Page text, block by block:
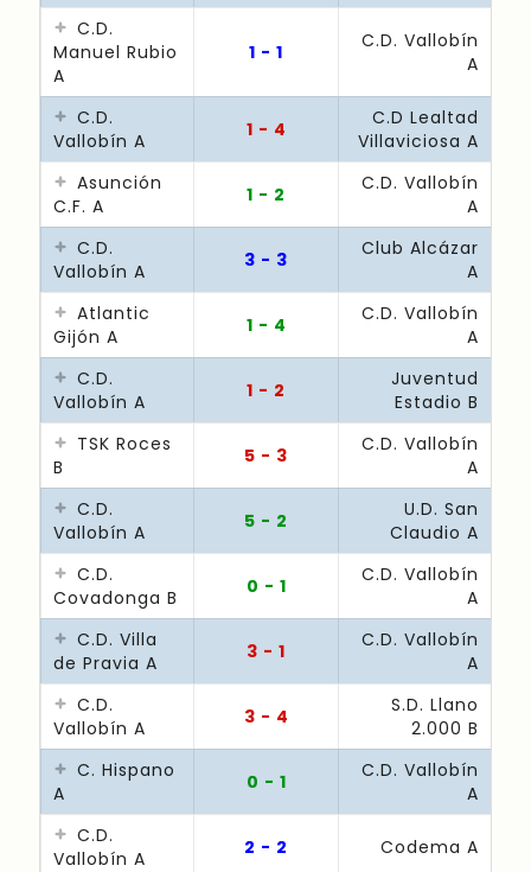
C.D.
Manuel Rubio
A
1 - 1
C.D. Vallobín
A
C.D.
Vallobín A
1 - 4
C.D Lealtad
Villaviciosa A
Asunción
C.F. A
1 - 2
C.D. Vallobín
A
C.D.
Vallobín A
3 - 3
Club Alcázar
A
Atlantic
Gijón A
1 - 4
C.D. Vallobín
A
C.D.
Vallobín A
1 - 2
Juventud
Estadio B
TSK Roces
B
5 - 3
C.D. Vallobín
A
C.D.
Vallobín A
5 - 2
U.D. San
Claudio A
C.D.
Covadonga B
0 - 1
C.D. Vallobín
A
C.D. Villa
de Pravia A
3 - 1
C.D. Vallobín
A
C.D.
Vallobín A
3 - 4
S.D. Llano
2.000 B
C. Hispano
A
0 - 1
C.D. Vallobín
A
C.D.
Vallobín A
2 - 2 Codema A